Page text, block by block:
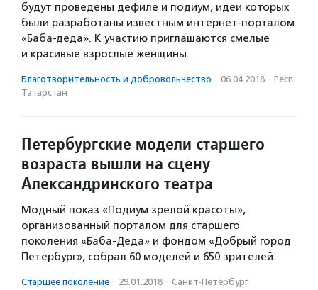
будут проведены дефиле и подиум, идеи которых
были разработаны известным интернет-порталом
«Баба-деда». К участию приглашаются смелые
и красивые взрослые женщины.
Благотвори­тель­ность и доброволь­чест­во · 06.04.2018 · Респ.
Татарстан
Петербургские модели старшего
возраста вышли на сцену
Александринского театра
Модный показ «Подиум зрелой красоты»,
организованный порталом для старшего
поколения «Баба-Деда» и фондом «Добрый город
Петербург», собрал 60 моделей и 650 зрителей.
Старшее поколение · 29.01.2018 · Санкт-Петербург